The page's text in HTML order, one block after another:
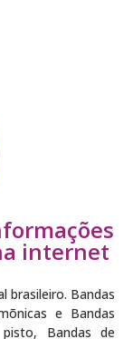
internet
brasileiro. Bandas
e Bandas
Bandas de